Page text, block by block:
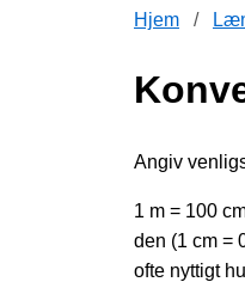
Hjem
Angiv
1 m = 100
den (1 cm =
ofte nyttigt